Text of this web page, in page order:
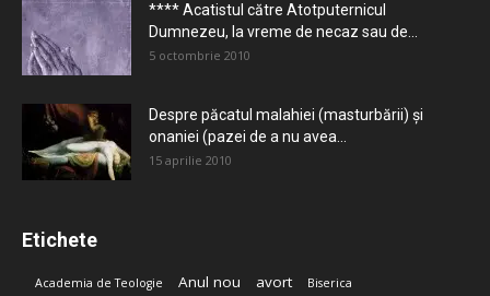
**** Acatistul către Atotputernicul
Dumnezeu, la vreme de necaz sau de...
5 octombrie 2010
Despre păcatul malahiei (masturbării) şi
onaniei (pazei de a nu avea...
15 aprilie 2010
Etichete
Academia de Teologie Anul nou avort Biserica